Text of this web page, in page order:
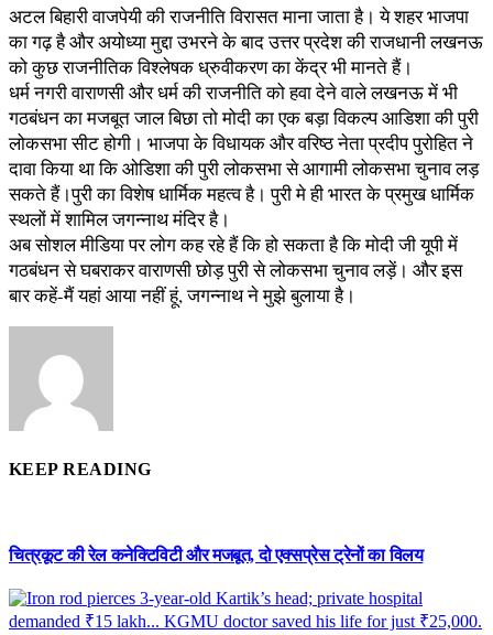
अटल बिहारी वाजपेयी की राजनीति विरासत माना जाता है। ये शहर भाजपा
का गढ़ है और अयोध्या मुद्दा उभरने के बाद उत्तर प्रदेश की राजधानी लखनऊ
को कुछ राजनीतिक विश्लेषक ध्रुवीकरण का केंद्र भी मानते हैं।
धर्म नगरी वाराणसी और धर्म की राजनीति को हवा देने वाले लखनऊ में भी
गठबंधन का मजबूत जाल बिछा तो मोदी का एक बड़ा विकल्प आडिशा की पुरी
लोकसभा सीट होगी। भाजपा के विधायक और वरिष्ठ नेता प्रदीप पुरोहित ने
दावा किया था कि ओडिशा की पुरी लोकसभा से आगामी लोकसभा चुनाव लड़
सकते हैं।पुरी का विशेष धार्मिक महत्व है। पुरी मे ही भारत के प्रमुख धार्मिक
स्थलों में शामिल जगन्नाथ मंदिर है।
अब सोशल मीडिया पर लोग कह रहे हैं कि हो सकता है कि मोदी जी यूपी में
गठबंधन से घबराकर वाराणसी छोड़ पुरी से लोकसभा चुनाव लड़ें। और इस
बार कहें-मैं यहां आया नहीं हूं, जगन्नाथ ने मुझे बुलाया है।
KEEP READING
चित्रकूट की रेल कनेक्टिविटी और मजबूत, दो एक्सप्रेस ट्रेनों का विलय